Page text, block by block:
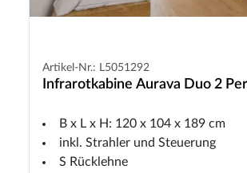
Artikel-Nr.: L5051292
Infrarotkabine Aurava Duo 2
B x L x H: 120 x 104 x 189 cm
inkl. Strahler und Steuerung
S Rücklehne